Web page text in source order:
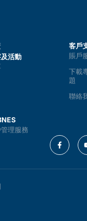
活動
理服務
客戶
賬戶
下載
題
聯絡